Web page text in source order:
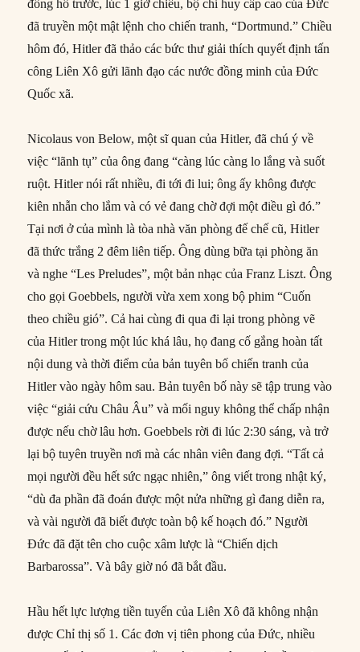
đồng hồ trước, lúc 1 giờ chiều, bộ chỉ huy cấp cao của Đức
đã truyền một mật lệnh cho chiến tranh, “Dortmund.” Chiều
hôm đó, Hitler đã thảo các bức thư giải thích quyết định tấn
công Liên Xô gửi lãnh đạo các nước đồng minh của Đức
Quốc xã.
Nicolaus von Below, một sĩ quan của Hitler, đã chú ý về
việc “lãnh tụ” của ông đang “càng lúc càng lo lắng và suốt
ruột. Hitler nói rất nhiều, đi tới đi lui; ông ấy không được
kiên nhẫn cho lắm và có vẻ đang chờ đợi một điều gì đó.”
Tại nơi ở của mình là tòa nhà văn phòng đế chế cũ, Hitler
đã thức trắng 2 đêm liên tiếp. Ông dùng bữa tại phòng ăn
và nghe “Les Preludes”, một bản nhạc của Franz Liszt. Ông
cho gọi Goebbels, người vừa xem xong bộ phim “Cuốn
theo chiều gió”. Cả hai cùng đi qua đi lại trong phòng vẽ
của Hitler trong một lúc khá lâu, họ đang cố gắng hoàn tất
nội dung và thời điểm của bản tuyên bố chiến tranh của
Hitler vào ngày hôm sau. Bản tuyên bố này sẽ tập trung vào
việc “giải cứu Châu Âu” và mối nguy không thể chấp nhận
được nếu chờ lâu hơn. Goebbels rời đi lúc 2:30 sáng, và trở
lại bộ tuyên truyền nơi mà các nhân viên đang đợi. “Tất cả
mọi người đều hết sức ngạc nhiên,” ông viết trong nhật ký,
“dù đa phần đã đoán được một nửa những gì đang diễn ra,
và vài người đã biết được toàn bộ kế hoạch đó.” Người
Đức đã đặt tên cho cuộc xâm lược là “Chiến dịch
Barbarossa”. Và bây giờ nó đã bắt đầu.
Hầu hết lực lượng tiền tuyến của Liên Xô đã không nhận
được Chỉ thị số 1. Các đơn vị tiên phong của Đức, nhiều